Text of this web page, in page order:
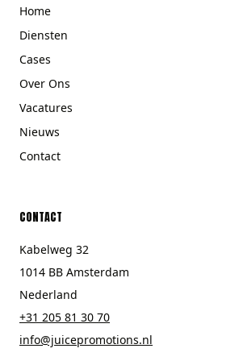
Home
Diensten
Cases
Over Ons
Vacatures
Nieuws
Contact
CONTACT
Kabelweg 32
1014 BB Amsterdam
Nederland
+31 205 81 30 70
info@juicepromotions.nl